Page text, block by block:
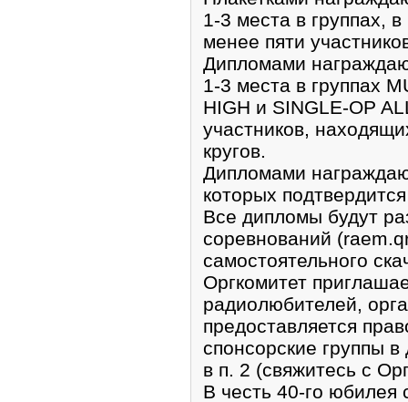
1-3 места в группах,
менее пяти
Дипломами
1-3 места в группах
HIGH и SINGLE-OP
участников,
кругов.
Дипломами
которых
Все дипломы будут
соревнований
самостоятельного
Оргкомитет
радиолюбителей,
предоставляется
спонсорские группы
в п. 2 (свяжитесь с
В честь 40-го юбилея